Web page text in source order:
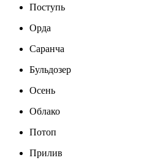
Поступь
Орда
Саранча
Бульдозер
Осень
Облако
Потоп
Прилив